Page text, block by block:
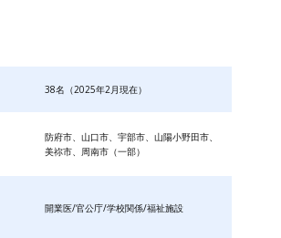
38名（2025年2月現在）
防府市、山口市、宇部市、山陽小野田市、
美祢市、周南市（一部）
開業医/官公庁/学校関係/福祉施設